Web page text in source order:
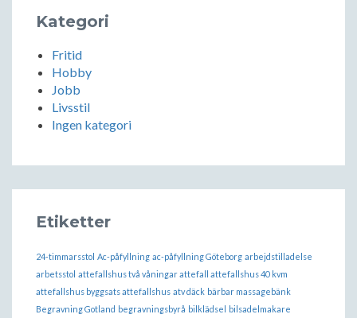
Kategori
Fritid
Hobby
Jobb
Livsstil
Ingen kategori
Etiketter
24-timmarsstol Ac-påfyllning ac-påfyllning Göteborg arbejdstilladelse
arbetsstol attefallshus två våningar attefall attefallshus 40 kvm
attefallshus byggsats attefallshus atv däck bärbar massagebänk
Begravning Gotland begravningsbyrå bilklädsel bilsadelmakare